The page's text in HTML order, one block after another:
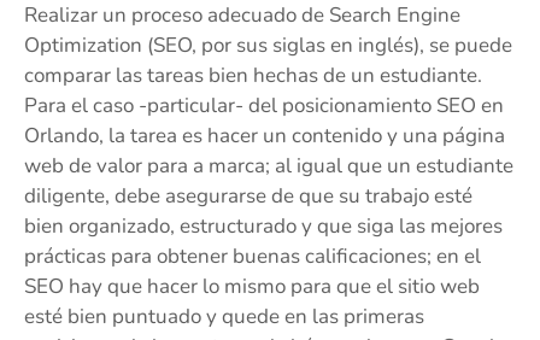
Realizar un proceso adecuado de Search Engine
Optimization (SEO, por sus siglas en inglés), se puede
comparar las tareas bien hechas de un estudiante.
Para el caso -particular- del posicionamiento SEO en
Orlando, la tarea es hacer un contenido y una página
web de valor para a marca; al igual que un estudiante
diligente, debe asegurarse de que su trabajo esté
bien organizado, estructurado y que siga las mejores
prácticas para obtener buenas calificaciones; en el
SEO hay que hacer lo mismo para que el sitio web
esté bien puntuado y quede en las primeras